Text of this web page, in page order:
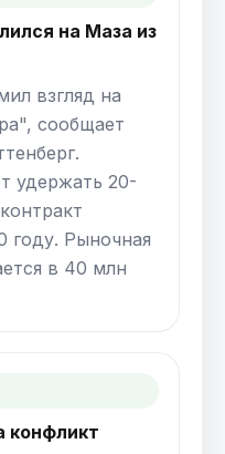
на Маза из
взгляд на
сообщает
удержать 20-
году. Рыночная
в 40 млн
конфликт